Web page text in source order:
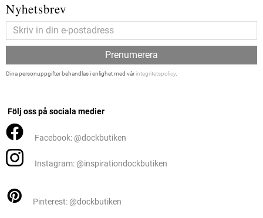
Nyhetsbrev
Prenumerera
Dina personuppgifter behandlas i enlighet med vårintegritetspolicy.
Följ oss på sociala medier
Facebook: @dockbutiken
Instagram: @inspirationdockbutiken
Pinterest: @dockbutiken